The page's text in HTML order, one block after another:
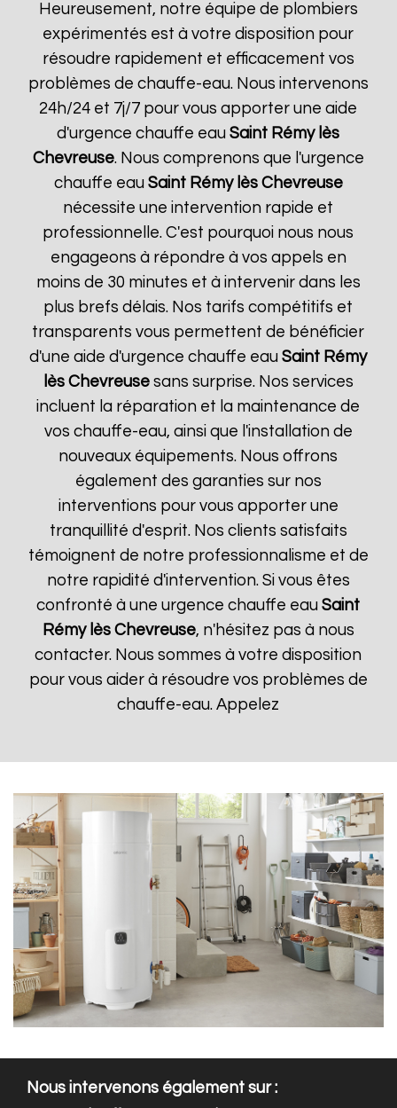
Heureusement, notre équipe de plombiers
expérimentés est à votre disposition pour
résoudre rapidement et efficacement vos
problèmes de chauffe-eau. Nous intervenons
24h/24 et 7j/7 pour vous apporter une aide
d'urgence chauffe eauSaint Rémy lès
Chevreuse. Nous comprenons que l'urgence
chauffe eau Saint Rémy lès Chevreuse
nécessite une intervention rapide et
professionnelle. C'est pourquoi nous nous
engageons à répondre à vos appels en
moins de 30 minutes et à intervenir dans les
plus brefs délais. Nos tarifs compétitifs et
transparents vous permettent de bénéficier
d'une aide d'urgence chauffe eauSaint Rémy
lès Chevreusesans surprise. Nos services
incluent la réparation et la maintenance de
vos chauffe-eau, ainsi que l'installation de
nouveaux équipements. Nous offrons
également des garanties sur nos
interventions pour vous apporter une
tranquillité d'esprit. Nos clients satisfaits
témoignent de notre professionnalisme et de
notre rapidité d'intervention. Si vous êtes
confronté à une urgence chauffe eauSaint
Rémy lès Chevreuse, n'hésitez pas à nous
contacter. Nous sommes à votre disposition
pour vous aider à résoudre vos problèmes de
chauffe-eau. Appelez
Nous intervenons également sur :